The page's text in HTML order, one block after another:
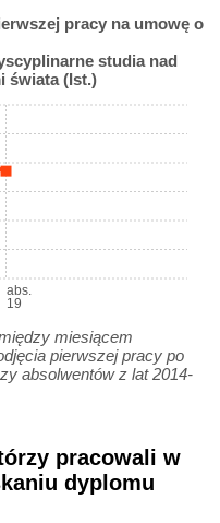
pracy na umowę o
studia nad
świata (Ist.)
abs.
19
miesiącem
pierwszej pracy po
absolwentów z lat 2014-
pracowali w
dyplomu